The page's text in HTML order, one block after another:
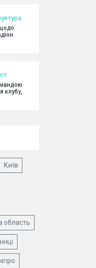
клубу,
Київ
область